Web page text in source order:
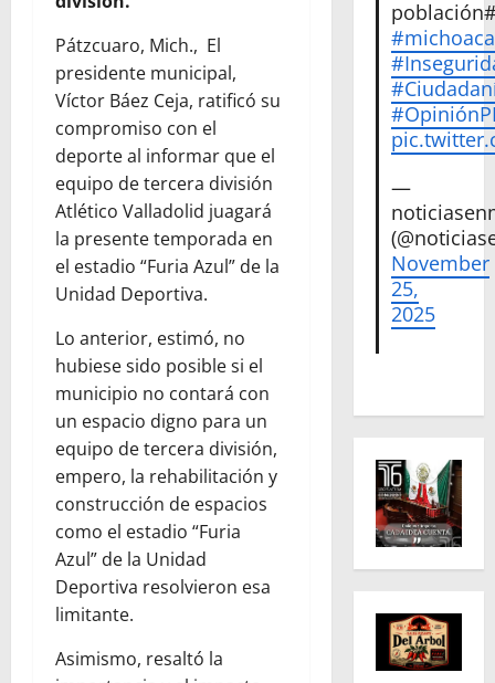
Pátzcuaro, Mich., El
presidente municipal,
Víctor Báez Ceja, ratificó su
compromiso con el
deporte al informar que el
equipo de tercera división
Atlético Valladolid juagará
la presente temporada en
el estadio “Furia Azul” de la
Unidad Deportiva.
Lo anterior, estimó, no
hubiese sido posible si el
municipio no contará con
un espacio digno para un
equipo de tercera división,
empero, la rehabilitación y
construcción de espacios
como el estadio “Furia
Azul” de la Unidad
Deportiva resolvieron esa
limitante.
Asimismo, resaltó la
—
November
25,
2025